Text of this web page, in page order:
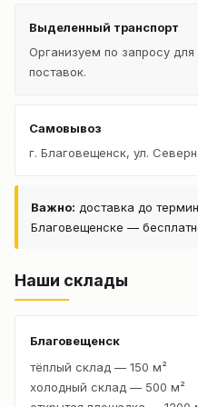
Выделенный транспорт
Организуем по запросу
поставок.
Самовывоз
г. Благовещенск, ул.
Важно: доставка до
Благовещенске —
Наши склады
Благовещенск
тёплый склад — 150 м²
холодный склад — 500 м²